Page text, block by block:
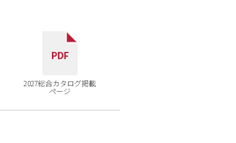
2027総合カタログ掲載
ページ